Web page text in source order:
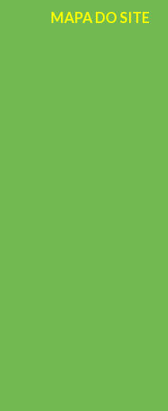
MAPA DO SITE